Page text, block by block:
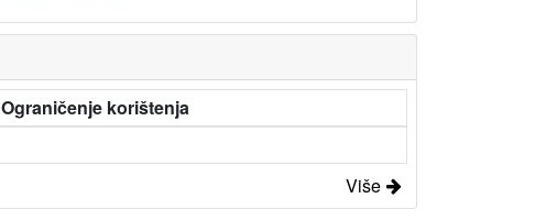
Ograničenje korištenja
Više